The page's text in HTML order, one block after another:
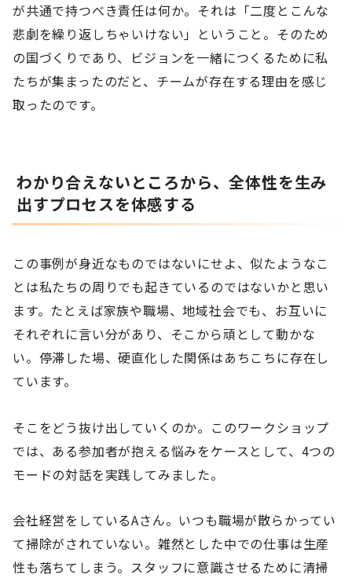
が共通で持つべき責任は何か。それは「二度とこんな
悲劇を繰り返しちゃいけない」ということ。そのため
の国づくりであり、ビジョンを一緒につくるために私
たちが集まったのだと、チームが存在する理由を感じ
取ったのです。
わかり合えないところから、全体性を生み
出すプロセスを体感する
この事例が身近なものではないにせよ、似たようなこ
とは私たちの周りでも起きているのではないかと思い
ます。たとえば家族や職場、地域社会でも、お互いに
それぞれに言い分があり、そこから頑として動かな
い。停滞した場、硬直化した関係はあちこちに存在し
ています。
そこをどう抜け出していくのか。このワークショップ
では、ある参加者が抱える悩みをケースとして、4つの
モードの対話を実践してみました。
会社経営をしているAさん。いつも職場が散らかってい
て掃除がされていない。雑然とした中での仕事は生産
性も落ちてしまう。スタッフに意識させるために清掃